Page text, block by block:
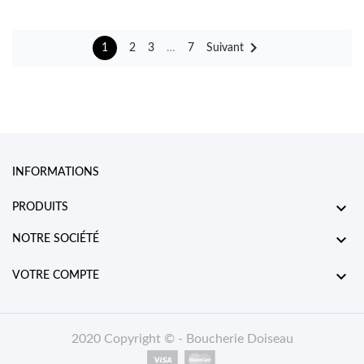
1 2 3 … 7 Suivant
INFORMATIONS
PRODUITS 
NOTRE SOCIÉTÉ 
VOTRE COMPTE 
2020 Copyright © - Boucherie Doiseau